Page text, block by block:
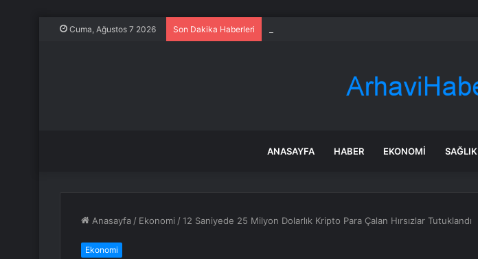
Cuma, Ağustos 7 2026 Son Dakika Haberleri
ANASAYFA HABER EKONOMI SAĞLIK
Anasayfa / Ekonomi /12 Saniyede 25 Milyon Dolarlık Kripto Para Çalan Hırsızlar Tutuklandı
Ekonomi